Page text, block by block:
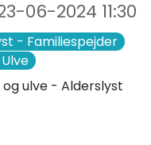
06-2024 11:30
- Familiespejder
ulve - Alderslyst